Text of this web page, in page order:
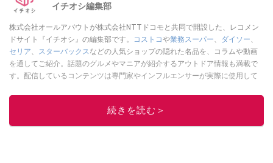
イチオシ編集部
株式会社オールアバウトが株式会社NTTドコモと共同で開設した、レコメン
ドサイト『イチオシ』の編集部です。
コストコや業務スーパー、 ダイソー、
セリア、 スターバックスなどの人気ショップの隠れた名品を、コラムや動画
を通してご紹介。話題のグルメやマニアが紹介するアウトドア情報も満載で
す。配信しているコンテンツは専門家やインフルエンサーが実際に使用して
ニュースでフォロー
続きを読む＞